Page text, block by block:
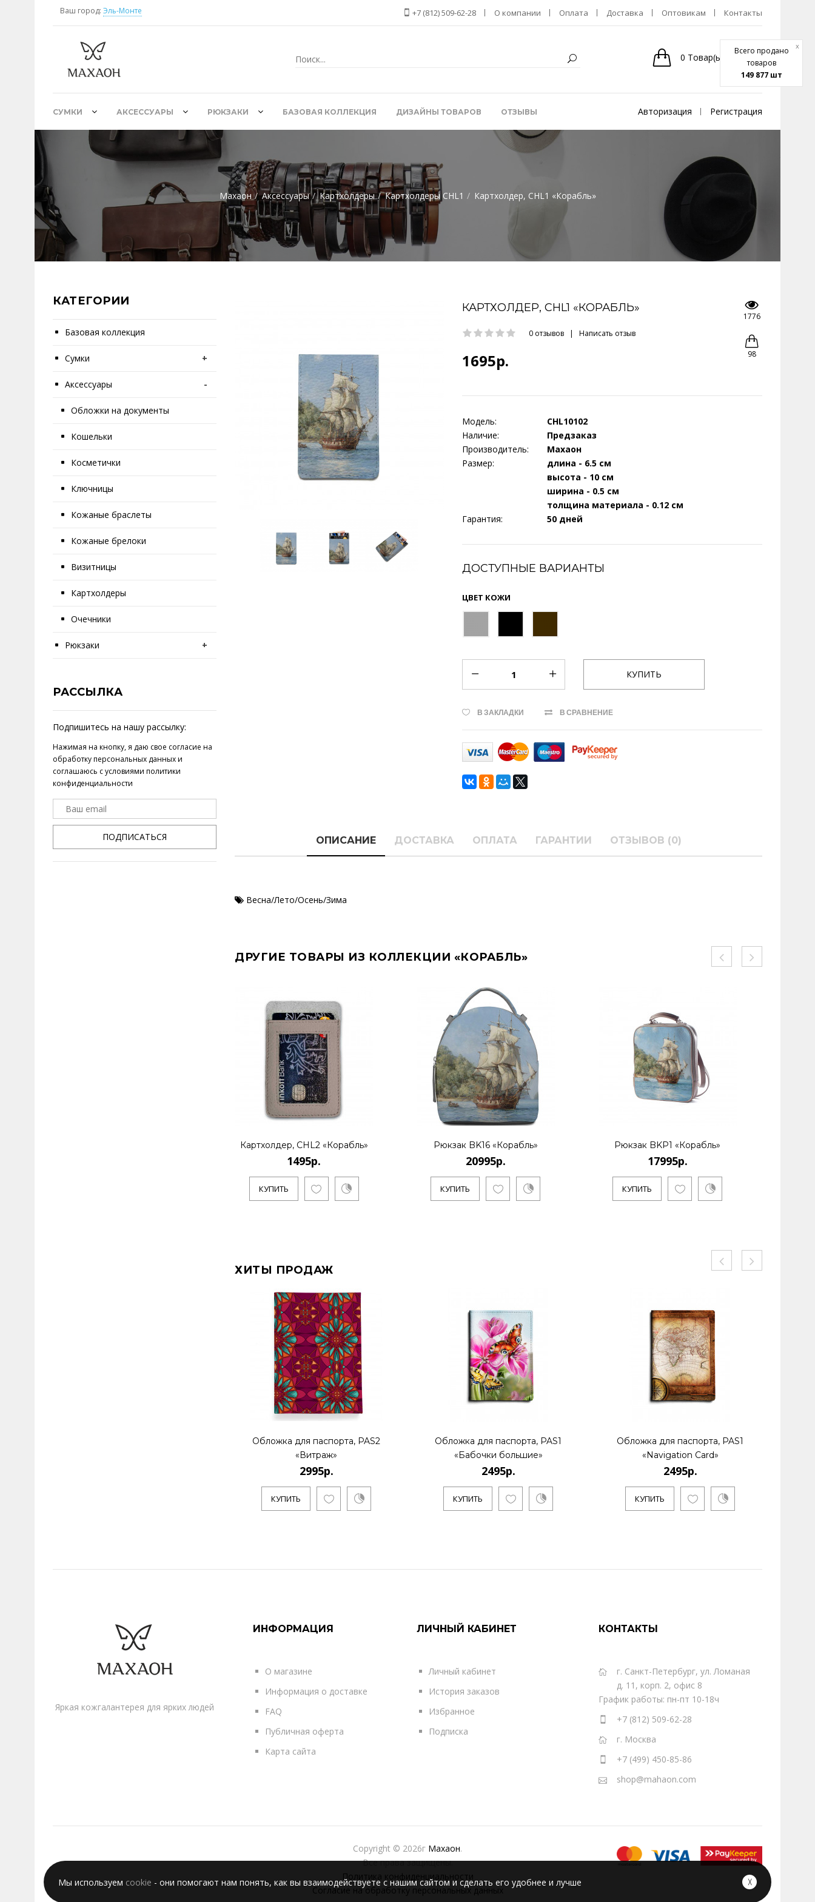
Всего продано
товаров
149 877 шт
x
Ваш город: Эль-Монте +7 (812) 509-62-28 О компании Оплата Доставка Оптовикам Контакты
0 Товар(ы) 0р.
СУМКИ АКСЕССУАРЫ РЮКЗАКИ БАЗОВАЯ КОЛЛЕКЦИЯ ДИЗАЙНЫ ТОВАРОВ ОТЗЫВЫ Авторизация Регистрация
Махаон Аксессуары Картхолдеры Картхолдеры CHL1 Картхолдер, CHL1 «Корабль»
КАТЕГОРИИ
Базовая коллекция
Сумки +
Аксессуары -
Обложки на документы
Кошельки
Косметички
Ключницы
Кожаные браслеты
Кожаные брелоки
Визитницы
Картхолдеры
Очечники
Рюкзаки +
РАССЫЛКА
Подпишитесь на нашу рассылку:
Нажимая на кнопку, я даю свое согласие на
обработку персональных данныхи
соглашаюсь с условиями политики
конфиденциальности
ПОДПИСАТЬСЯ
КАРТХОЛДЕР, CHL1 «КОРАБЛЬ»
0 отзывов | Написать отзыв
1695р.
1776
98
Модель:
CHL10102
Наличие:
Предзаказ
Производитель:
Махаон
Размер:
длина - 6.5 см
высота - 10 см
ширина - 0.5 см
толщина материала - 0.12 см
Гарантия:
50 дней
ДОСТУПНЫЕ ВАРИАНТЫ
ЦВЕТ КОЖИ
В ЗАКЛАДКИ В СРАВНЕНИЕ
ОПИСАНИЕ ДОСТАВКА ОПЛАТА ГАРАНТИИ ОТЗЫВОВ (0)
Весна/Лето/Осень/Зима
ДРУГИЕ ТОВАРЫ ИЗ КОЛЛЕКЦИИ «КОРАБЛЬ»
Картхолдер, CHL2 «Корабль»
1495р.
КУПИТЬ
Рюкзак BK16 «Корабль»
20995р.
КУПИТЬ
Рюкзак BKP1 «Корабль»
17995р.
КУПИТЬ
ХИТЫ ПРОДАЖ
Обложка для паспорта, PAS2
«Витраж»
2995р.
КУПИТЬ
Обложка для паспорта, PAS1
«Бабочки большие»
2495р.
КУПИТЬ
Обложка для паспорта, PAS1
«Navigation Card»
2495р.
КУПИТЬ
Яркая кожгалантерея для ярких людей
ИНФОРМАЦИЯ
О магазине
Информация о доставке
FAQ
Публичная оферта
Карта сайта
ЛИЧНЫЙ КАБИНЕТ
Личный кабинет
История заказов
Избранное
Подписка
КОНТАКТЫ
г. Санкт-Петербург, ул. Ломаная
д. 11, корп. 2, офис 8
График работы: пн-пт 10-18ч
+7 (812) 509-62-28
г. Москва
+7 (499) 450-85-86
shop@mahaon.com
Copyright © 2026г Махаон.
Все права защищены.
Политика конфиденциальности
Согласие на обработку персональных данных
Мы используем cookie - они помогают нам понять, как вы взаимодействуете с нашим сайтом и сделать его удобнее и лучше ╳